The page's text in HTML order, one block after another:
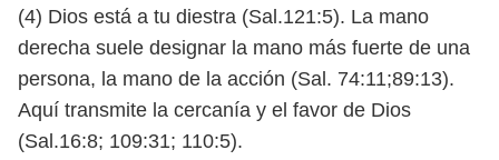
(4) Dios está a tu diestra (Sal.121:5). La mano
derecha suele designar la mano más fuerte de una
persona, la mano de la acción (Sal. 74:11;89:13).
Aquí transmite la cercanía y el favor de Dios
(Sal.16:8; 109:31; 110:5).